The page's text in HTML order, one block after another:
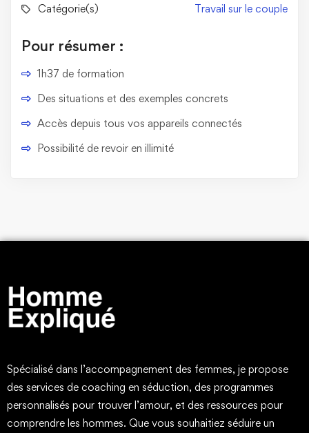
Catégorie(s) Travail sur le couple
Pour résumer :
1h37 de formation
Des situations et des exemples concrets
Accès depuis tous vos appareils connectés
Possibilité de revoir en illimité
Spécialisé dans l’accompagnement des femmes, je propose
des services de coaching en séduction, des programmes
personnalisés pour trouver l’amour, et des ressources pour
comprendre les hommes. Que vous souhaitiez séduire un